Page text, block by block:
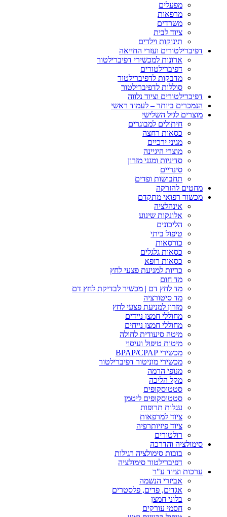
מפעלים
מרפאות
משרדים
ציוד לבית
תינוקות וילדים
דפיברילטורים ועזרי החייאה
ארונות למכשירי דפיברילטור
דפיברילטורים
מדבקות לדפיברילטור
סוללות לדפיברילטור
דפיברילטורים וציוד נלווה
הנמכרים ביותר – לעמוד ראשי
מוצרים לגיל השלישי
חיתולים למבוגרים
כסאות רחצה
מגיני ירכיים
מוצרי היגיינה
סדיניות ומגני מזרון
סינריים
תחבושות ופדים
מחטים להזרקה
מכשור רפואי מתקדם
אינהלציה
אלונקות שינוע
הליכונים
טיפול ביתי
כורסאות
כסאות גלגלים
כסאות רופא
כריות למניעת פצעי לחץ
מד חום
מד לחץ דם | מכשיר לבדיקת לחץ דם
מד סיטורציה
מזרון למניעת פצעי לחץ
מחוללי חמצן ניידים
מחוללי חמצן נייחים
מיטה סיעודית לחולה
מיטות טיפול ועיסוי
מכשירי BPAP/CPAP
מכשירי מוניטור דפיברילטור
מנופי הרמה
מקל הליכה
סטטוסקופים
סטטוסקופים ליטמן
עגלות תרופות
ציוד למרפאות
ציוד פיזיותרפיה
רולטורים
סימולציה והדרכה
בובות סימולציה רגילות
דפיברילטור סימולציה
ערכות וציוד ע"ר
אביזרי הנשמה
אגדים, פדים, פלסטרים
בלוני חמצן
חסמי עורקים